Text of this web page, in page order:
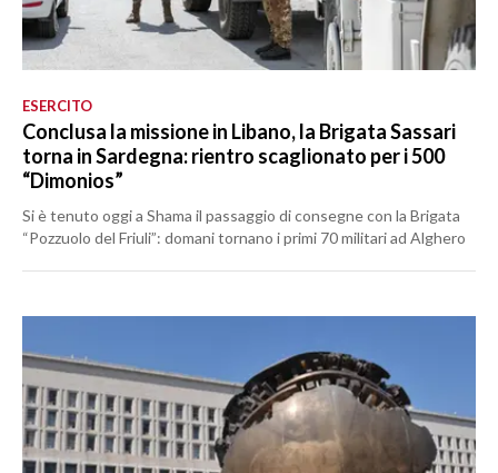
ESERCITO
Conclusa la missione in Libano, la Brigata Sassari
torna in Sardegna: rientro scaglionato per i 500
“Dimonios”
Si è tenuto oggi a Shama il passaggio di consegne con la Brigata
“Pozzuolo del Friuli”: domani tornano i primi 70 militari ad Alghero